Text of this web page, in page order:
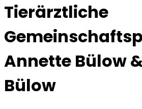
Tierärztliche
Annette Bülow
Bülow